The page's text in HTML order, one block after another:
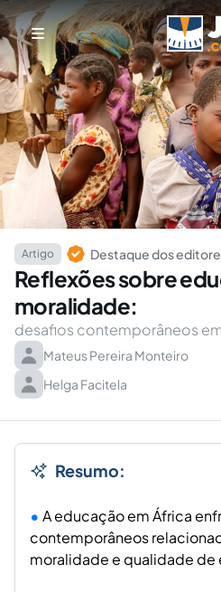
Artigo Destaque dos
Reflexões sobre
moralidade:
desafios contemporâneos
Mateus Pereira Monteiro
Helga Facitela
Resumo:
A educação em África
contemporâneos
moralidade e qualidade de